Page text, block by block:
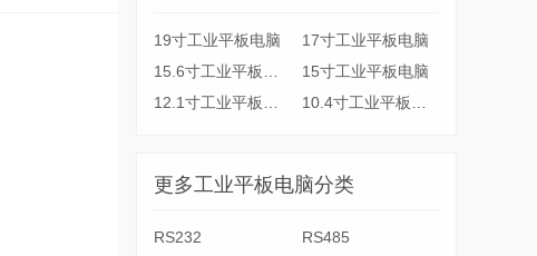
19寸工业平板电脑
17寸工业平板电脑
15寸工业平板电脑
更多工业平板电脑分类
RS232
RS485